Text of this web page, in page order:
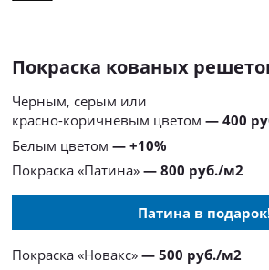
Покраска кованых
Черным, серым или
красно-коричневым цветом — 400
Белым цветом — +10%
Покраска «Патина» — 800 руб./м2
Патина в
Покраска «Новакс» — 500 руб./м2